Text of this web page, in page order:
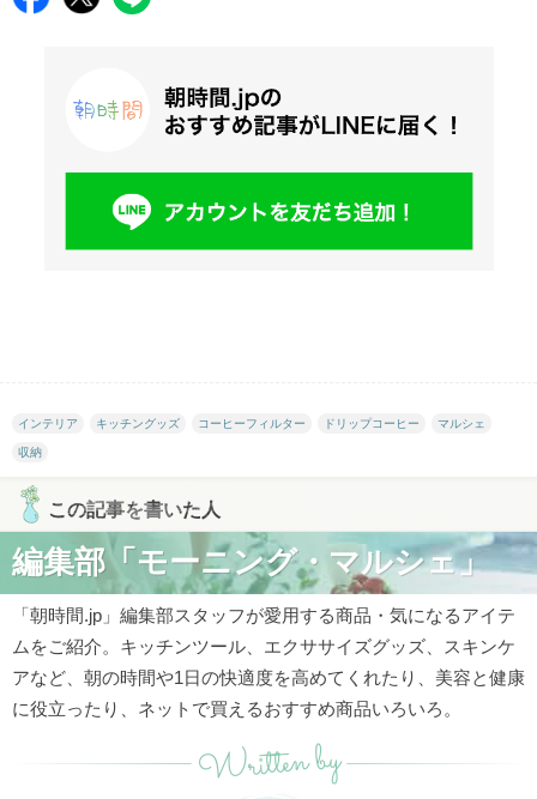
インテリア キッチングッズ コーヒーフィルター ドリップコーヒー マルシェ
収納
この記事を書いた人
編集部「モーニング・マルシェ」
「朝時間.jp」編集部スタッフが愛用する商品・気になるアイテ
ムをご紹介。キッチンツール、エクササイズグッズ、スキンケ
アなど、朝の時間や1日の快適度を高めてくれたり、美容と健康
に役立ったり、ネットで買えるおすすめ商品いろいろ。
Written by